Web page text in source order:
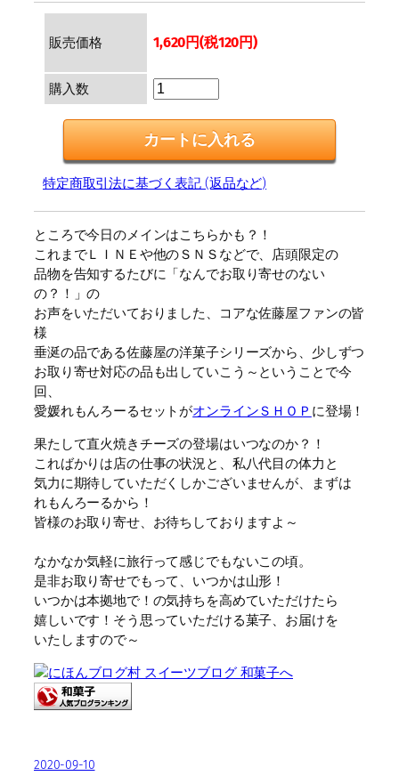
販売価格 1,620円(税120円)
購入数
特定商取引法に基づく表記 (返品など)
ところで今日のメインはこちらかも？！
これまでＬＩＮＥや他のＳＮＳなどで、店頭限定の
品物を告知するたびに「なんでお取り寄せのない
の？！」の
お声をいただいておりました、コアな佐藤屋ファンの皆
様
垂涎の品である佐藤屋の洋菓子シリーズから、少しずつ
お取り寄せ対応の品も出していこう～ということで今
回、
愛媛れもんろーるセットがオンラインＳＨＯＰ に登場！
果たして直火焼きチーズの登場はいつなのか？！
こればかりは店の仕事の状況と、私八代目の体力と
気力に期待していただくしかございませんが、まずは
れもんろーるから！
皆様のお取り寄せ、お待ちしておりますよ～
なかなか気軽に旅行って感じでもないこの頃。
是非お取り寄せでもって、いつかは山形！
いつかは本拠地で！の気持ちを高めていただけたら
嬉しいです！そう思っていただける菓子、お届けを
いたしますので～
2020-09-10